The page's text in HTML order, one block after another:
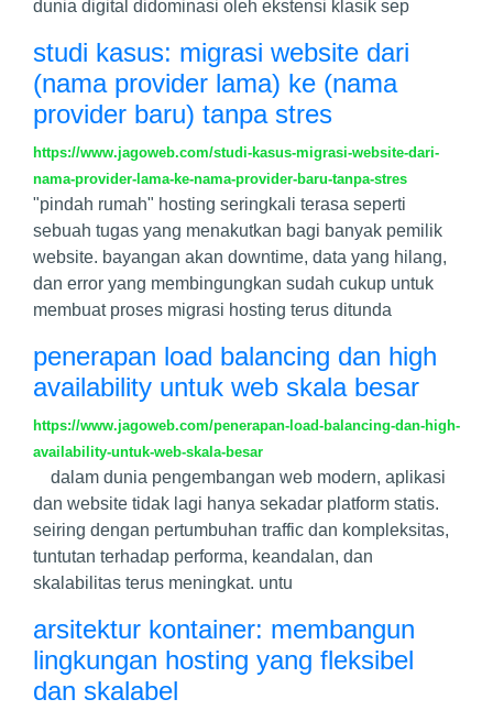
dunia digital didominasi oleh ekstensi klasik sep
studi kasus: migrasi website dari
(nama provider lama) ke (nama
provider baru) tanpa stres
https://www.jagoweb.com/studi-kasus-migrasi-website-dari-
nama-provider-lama-ke-nama-provider-baru-tanpa-stres
"pindah rumah" hosting seringkali terasa seperti
sebuah tugas yang menakutkan bagi banyak pemilik
website. bayangan akan downtime, data yang hilang,
dan error yang membingungkan sudah cukup untuk
membuat proses migrasi hosting terus ditunda
penerapan load balancing dan high
availability untuk web skala besar
https://www.jagoweb.com/penerapan-load-balancing-dan-high-
availability-untuk-web-skala-besar
dalam dunia pengembangan web modern, aplikasi
dan website tidak lagi hanya sekadar platform statis.
seiring dengan pertumbuhan traffic dan kompleksitas,
tuntutan terhadap performa, keandalan, dan
skalabilitas terus meningkat. untu
arsitektur kontainer: membangun
lingkungan hosting yang fleksibel
dan skalabel